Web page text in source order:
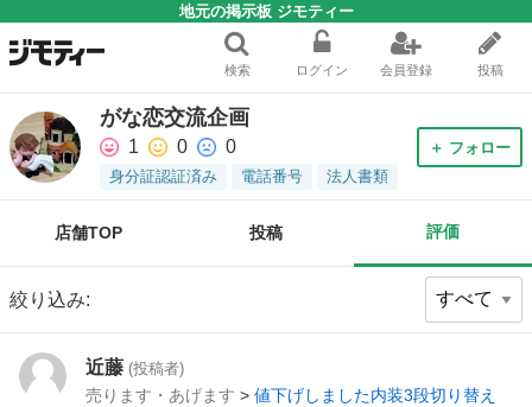
地元の掲示板 ジモティー
検索 ログイン 会員登録 投稿
がな恋交流企画
1 0 0
身分証認証済み 電話番号 法人書類
＋ フォロー
店舗TOP 投稿 評価
絞り込み:
近藤 (投稿者)
売ります・あげます > 値下げしました内装3段切り替え